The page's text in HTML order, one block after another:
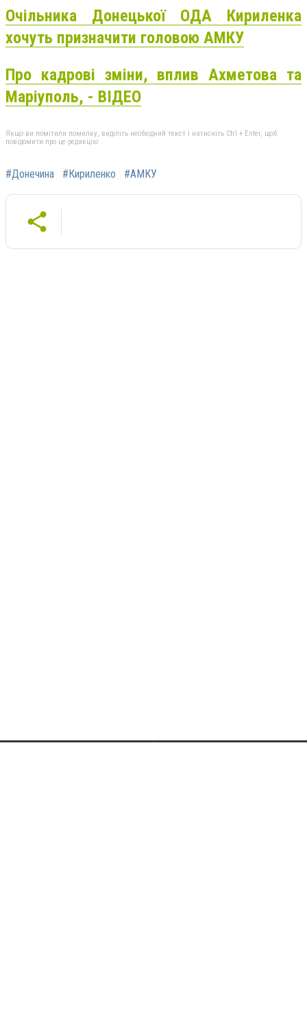
Очільника Донецької ОДА Кириленка
хочуть призначити головою АМКУ
Про кадрові зміни, вплив Ахметова та
Маріуполь, - ВІДЕО
Якщо ви помітили помилку, виділіть необхідний текст і натисніть Ctrl + Enter, щоб
повідомити про це редакцію
#Донечина #Кириленко #АМКУ